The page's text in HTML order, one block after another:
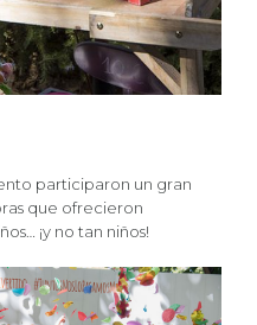
participaron un gran
que ofrecieron
¡y no tan niños!